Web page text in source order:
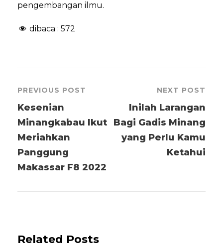
pengembangan ilmu.
dibaca : 572
PREVIOUS POST
Kesenian
Minangkabau Ikut
Meriahkan
Panggung
Makassar F8 2022
NEXT POST
Inilah Larangan
Bagi Gadis Minang
yang Perlu Kamu
Ketahui
Related Posts